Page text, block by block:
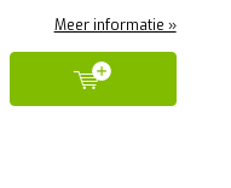
Meer informatie »